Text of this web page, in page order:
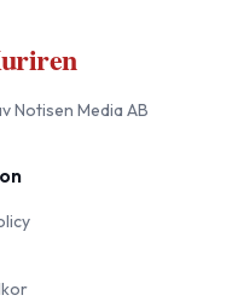
Notisen Media AB